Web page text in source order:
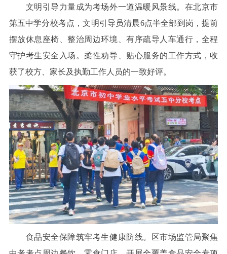
文明引导力量成为考场外一道温暖风景线。在北京市
第五中学分校考点，文明引导员清晨6点半全部到岗，提前
摆放休息座椅、整治周边环境、有序疏导人车通行，全程
守护考生安全入场。柔性劝导、贴心服务的工作方式，收
获了校方、家长及执勤工作人员的一致好评。
食品安全保障筑牢考生健康防线。区市场监管局聚焦